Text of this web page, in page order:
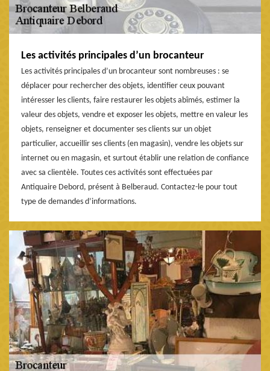
Les activités principales d’un brocanteur
Les activités principales d’un brocanteur sont nombreuses : se
déplacer pour rechercher des objets, identifier ceux pouvant
intéresser les clients, faire restaurer les objets abîmés, estimer la
valeur des objets, vendre et exposer les objets, mettre en valeur les
objets, renseigner et documenter ses clients sur un objet
particulier, accueillir ses clients (en magasin), vendre les objets sur
internet ou en magasin, et surtout établir une relation de confiance
avec sa clientèle. Toutes ces activités sont effectuées par
Antiquaire Debord, présent à Belberaud. Contactez-le pour tout
type de demandes d’informations.